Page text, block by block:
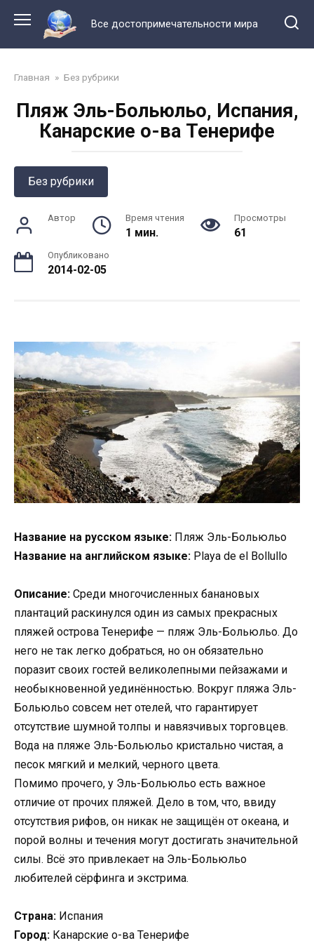
контенту
Все достопримечательности мира
Главная » Без рубрики
Пляж Эль-Больюльо, Испания,
Канарские о-ва Тенерифе
Без рубрики
Автор Время чтения
1 мин.
Просмотры
61
Опубликовано
2014-02-05
Название на русском языке: Пляж Эль-Больюльо
Название на английском языке: Playa de el Bollullo
Описание: Среди многочисленных банановых
плантаций раскинулся один из самых прекрасных
пляжей острова Тенерифе — пляж Эль-Больюльо. До
него не так легко добраться, но он обязательно
поразит своих гостей великолепными пейзажами и
необыкновенной уединённостью. Вокруг пляжа Эль-
Больюльо совсем нет отелей, что гарантирует
отсутствие шумной толпы и навязчивых торговцев.
Вода на пляже Эль-Больюльо кристально чистая, а
песок мягкий и мелкий, черного цвета.
Помимо прочего, у Эль-Больюльо есть важное
отличие от прочих пляжей. Дело в том, что, ввиду
отсутствия рифов, он никак не защищён от океана, и
порой волны и течения могут достигать значительной
силы. Всё это привлекает на Эль-Больюльо
любителей сёрфинга и экстрима.
Страна: Испания
Город: Канарские о-ва Тенерифе